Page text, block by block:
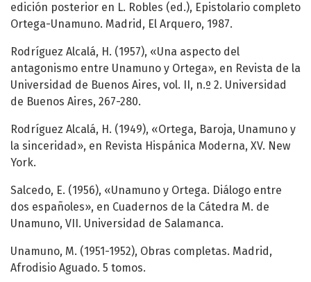
edición posterior en L. Robles (ed.), Epistolario completo
Ortega-Unamuno. Madrid, El Arquero, 1987.
Rodríguez Alcalá, H. (1957), «Una aspecto del
antagonismo entre Unamuno y Ortega», en Revista de la
Universidad de Buenos Aires, vol. II, n.º 2. Universidad
de Buenos Aires, 267-280.
Rodríguez Alcalá, H. (1949), «Ortega, Baroja, Unamuno y
la sinceridad», en Revista Hispánica Moderna, XV. New
York.
Salcedo, E. (1956), «Unamuno y Ortega. Diálogo entre
dos españoles», en Cuadernos de la Cátedra M. de
Unamuno, VII. Universidad de Salamanca.
Unamuno, M. (1951-1952), Obras completas. Madrid,
Afrodisio Aguado. 5 tomos.